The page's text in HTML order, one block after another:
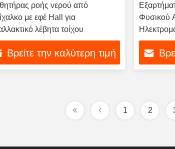
ροής νερού από
με εφέ Hall για
λέβητα τοίχου
Βρείτε την καλύτερη τιμή
Φυσικού
με
1 2